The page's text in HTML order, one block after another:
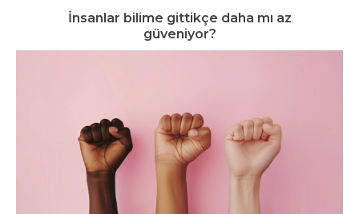
İnsanlar bilime gittikçe daha mı az
güveniyor?